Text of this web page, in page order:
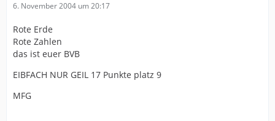
6. November 2004 um 20:17
Rote Erde
Rote Zahlen
das ist euer BVB
EIBFACH NUR GEIL 17 Punkte platz 9
MFG